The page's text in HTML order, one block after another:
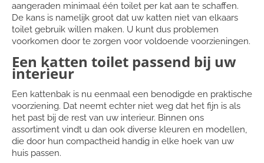
aangeraden minimaal één toilet per kat aan te schaffen.
De kans is namelijk groot dat uw katten niet van elkaars
toilet gebruik willen maken. U kunt dus problemen
voorkomen door te zorgen voor voldoende voorzieningen.
Een katten toilet passend bij uw
interieur
Een kattenbak is nu eenmaal een benodigde en praktische
voorziening. Dat neemt echter niet weg dat het fijn is als
het past bij de rest van uw interieur. Binnen ons
assortiment vindt u dan ook diverse kleuren en modellen,
die door hun compactheid handig in elke hoek van uw
huis passen.